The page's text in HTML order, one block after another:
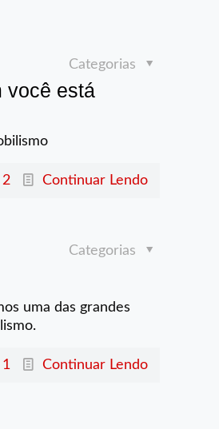
Categorias
você está
2 Continuar Lendo
Categorias
uma das grandes
1 Continuar Lendo